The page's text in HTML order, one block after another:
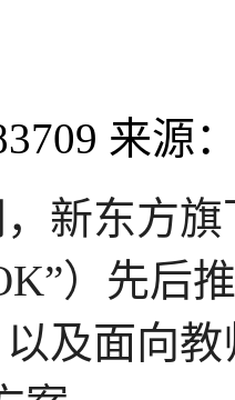
来源
新东方
）先后
及面向